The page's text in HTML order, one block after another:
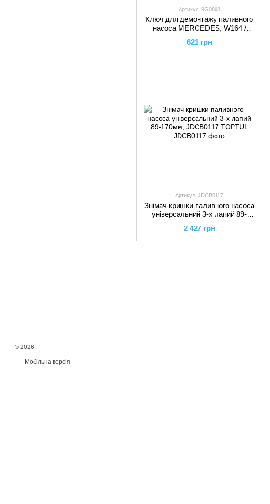
Артикул: 9G0808
Ключ для демонтажу паливного
насоса MERCEDES, W164 /
621 грн
Артикул: JDCB0117
Знімач кришки паливного насоса
універсальний 3-х лапий 89-
2 427 грн
© 2026
Мобільна версія